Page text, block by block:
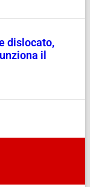
dislocato,
il